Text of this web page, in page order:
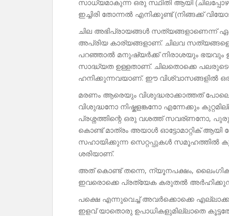
സാധ്യമാകുന്ന ഒരു സ്ഥിതി ആയി
ഇച്ചിരി തോന്നൽ എനിക്കുണ്ട് (നിങ്ങക്ക്
ചില അഭിപ്രായങ്ങൾ സത്യങ്ങളാണെന്ന്
അപ്രിയ കാര്യങ്ങളാണ്. ചിലവ
പറഞ്ഞാൽ മനുഷ്യർക്ക് നിരാശയും ഭയവും
സാദ്ധ്യത ഉള്ളതാണ്. ചിലതൊക്കെ
ഹനിക്കുന്നവയാണ്. ഈ വിശ്വാസങ്ങളിൽ ഒരു
മരണം ആരെയും വിശുദ്ധരാക്കാത്തത്
വിശുദ്ധനോ നിഷ്കളങ്കനോ എന്നേക്കും
പ്രശ്നത്തിന്റെ ഒരു വശത്ത് സവര്ണനോ,
കൊണ്ട് മാത്രം അയാൾ ഓട്ടോമാറ്റിക്
സഹായിക്കുന്ന സെറ്റപ്പുകൾ സമൂഹത്തിൽ
ശരിയാണ്.
അത് കൊണ്ട് തന്നെ, ന്യൂനപക്ഷം, ലൈംഗിക
ഇവരൊക്കെ പ്രത്യേക കരുതൽ
പക്ഷെ എന്നുവെച്ച് അവർക്കൊക്കെ
ഇളവ് യാതൊരു ഉപാധികളുമില്ലാതെ